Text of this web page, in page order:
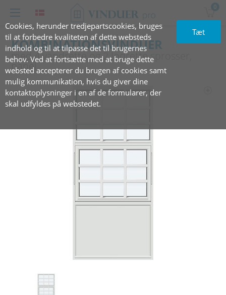
Cookies, herunder tredjepartscookies, bruges
til at forbedre kvaliteten af dette websteds
indhold og til at tilpasse det til brugernes
behov. Ved at fortsætte med at bruge dette
websted accepterer du brugen af cookies samt
mulig kommunikation, hvis du giver dine
kontaktoplysninger i en af de formularer, der
skal udfyldes på webstedet.
Tæt
0
KOMBINATIONSVINDUER
med‏‏‎ 4 vandret‏‏‎te og 2 lodrette sprosser,
panel